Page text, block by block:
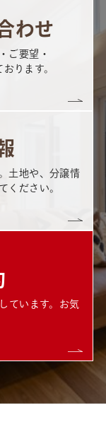
わせ
ご要望・
ります。
土地や、分譲情
ください。
ています。お気